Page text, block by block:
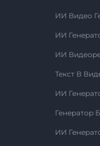
ИИ Видео
ИИ
ИИ
Текст В
ИИ
Генератор
ИИ